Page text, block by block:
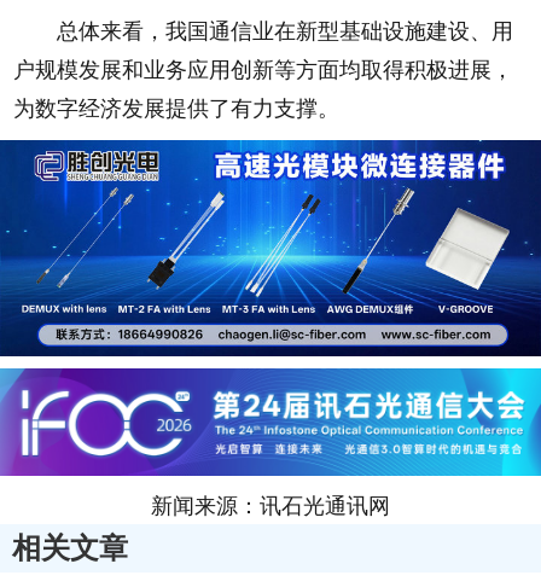
总体来看，我国通信业在新型基础设施建设、用
户规模发展和业务应用创新等方面均取得积极进展，
为数字经济发展提供了有力支撑。
新闻来源：讯石光通讯网
相关文章